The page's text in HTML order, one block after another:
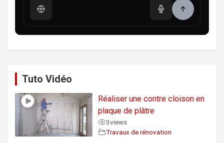
Tuto Vidéo
Réaliser une contre cloison en
plaque de plâtre
3views
Travaux de rénovation